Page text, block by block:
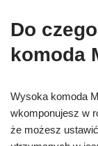
Do
komoda
Wysoka komoda
wkomponujesz w
że możesz